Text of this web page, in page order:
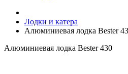
Лодки и катера
Алюминиевая лодка Bester
Алюминиевая лодка Bester 430